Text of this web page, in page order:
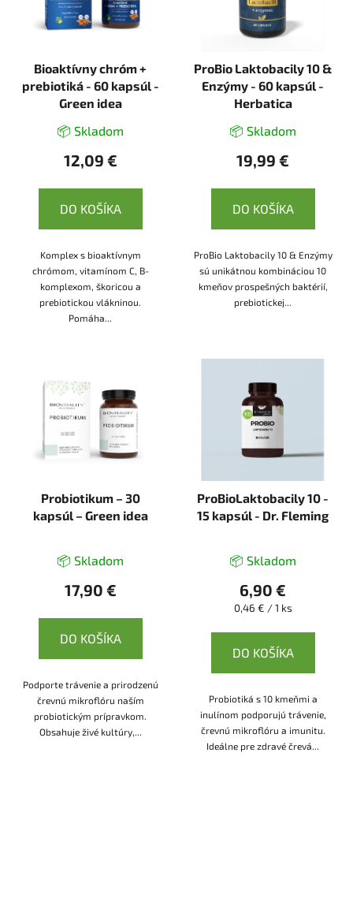
Bioaktívny chróm +
prebiotiká - 60 kapsúl -
Green idea
📦 Skladom
12,09 €
DO KOŠÍKA
Komplex s bioaktívnym
chrómom, vitamínom C, B-
komplexom, škoricou a
prebiotickou vlákninou.
Pomáha...
ProBio Laktobacily 10 &
Enzýmy - 60 kapsúl -
Herbatica
📦 Skladom
19,99 €
DO KOŠÍKA
ProBio Laktobacily 10 & Enzýmy
sú unikátnou kombináciou 10
kmeňov prospešných baktérií,
prebiotickej...
Probiotikum – 30
kapsúl – Green idea
📦 Skladom
17,90 €
DO KOŠÍKA
Podporte trávenie a prirodzenú
črevnú mikroflóru naším
probiotickým prípravkom.
Obsahuje živé kultúry,...
ProBioLaktobacily 10 -
15 kapsúl - Dr. Fleming
📦 Skladom
6,90 €
Jednotková
0,46 € / 1 ks
DO KOŠÍKA
Probiotiká s 10 kmeňmi a
inulínom podporujú trávenie,
črevnú mikroflóru a imunitu.
Ideálne pre zdravé črevá...